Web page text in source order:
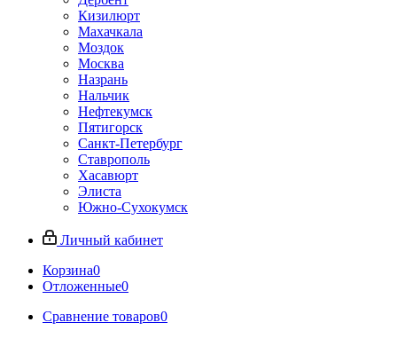
Кизилюрт
Махачкала
Моздок
Москва
Назрань
Нальчик
Нефтекумск
Пятигорск
Санкт-Петербург
Ставрополь
Хасавюрт
Элиста
Южно-Сухокумск
Личный кабинет
Корзина0
Отложенные0
Сравнение товаров0